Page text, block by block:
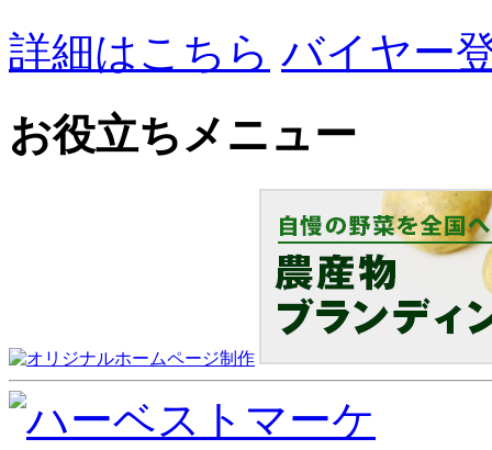
詳細はこちら バイヤー
お役立ちメニュー